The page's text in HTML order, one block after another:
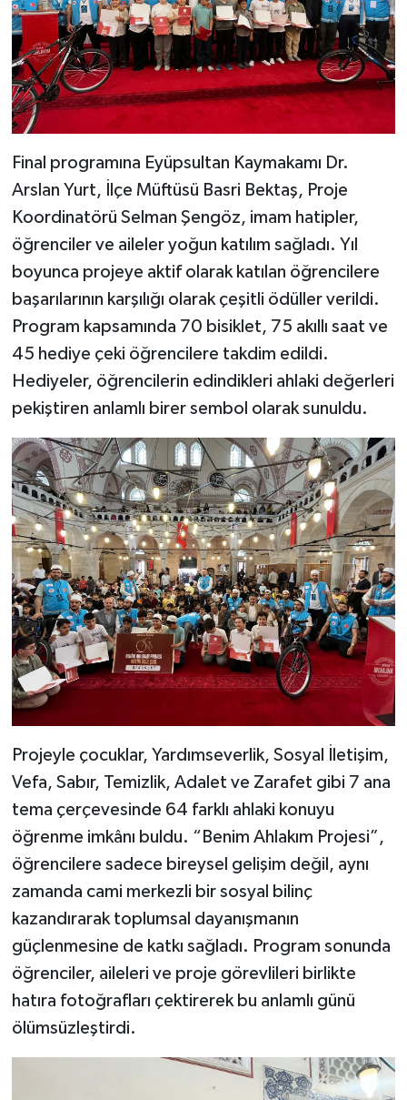
Final programına Eyüpsultan Kaymakamı Dr.
Arslan Yurt, İlçe Müftüsü Basri Bektaş, Proje
Koordinatörü Selman Şengöz, imam hatipler,
öğrenciler ve aileler yoğun katılım sağladı. Yıl
boyunca projeye aktif olarak katılan öğrencilere
başarılarının karşılığı olarak çeşitli ödüller verildi.
Program kapsamında 70 bisiklet, 75 akıllı saat ve
45 hediye çeki öğrencilere takdim edildi.
Hediyeler, öğrencilerin edindikleri ahlaki değerleri
pekiştiren anlamlı birer sembol olarak sunuldu.
Projeyle çocuklar, Yardımseverlik, Sosyal İletişim,
Vefa, Sabır, Temizlik, Adalet ve Zarafet gibi 7 ana
tema çerçevesinde 64 farklı ahlaki konuyu
öğrenme imkânı buldu. “Benim Ahlakım Projesi”,
öğrencilere sadece bireysel gelişim değil, aynı
zamanda cami merkezli bir sosyal bilinç
kazandırarak toplumsal dayanışmanın
güçlenmesine de katkı sağladı. Program sonunda
öğrenciler, aileleri ve proje görevlileri birlikte
hatıra fotoğrafları çektirerek bu anlamlı günü
ölümsüzleştirdi.